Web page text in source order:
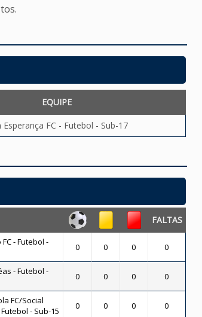
EQUIPE
Esperança FC - Futebol - Sub-17
FALTAS
- Futebol -
0 0 0 0
- Futebol -
0 0 0 0
FC/Social
- Sub-15
0 0 0 0